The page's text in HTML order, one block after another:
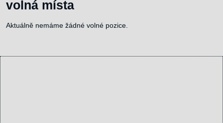
volná místa
Aktuálně nemáme žádné volné pozice.